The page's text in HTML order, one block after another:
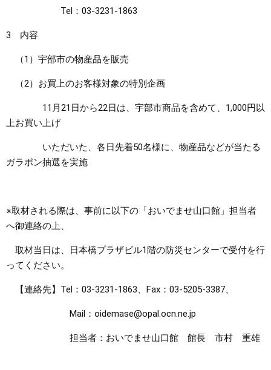
Tel：03-3231-1863
3 内容
（1）宇部市の物産品を販売
（2）お買上のお客様対象の特別企画
11月21日から22日は、宇部市商品を含めて、1,000円以
上お買い上げ
いただいた、各日先着50名様に、物産品などが当たる
ガラポン抽選を実施
※取材される際は、事前に以下の「おいでませ山口館」担当者
へ御連絡の上、
取材当日は、日本橋プラザビル1階の防災センターで受付を行
ってください。
【連絡先】Tel：03-3231-1863、Fax：03-5205-3387、
Mail：oidemase@opal.ocn.ne.jp
担当者：おいでませ山口館 館長 市村 重雄